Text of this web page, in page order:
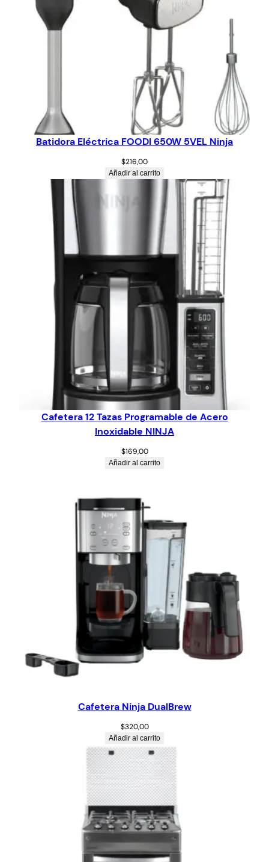
Batidora Eléctrica FOODI 650W 5VEL Ninja
$216,00
Añadir al carrito
Cafetera 12 Tazas Programable de Acero
Inoxidable NINJA
$169,00
Añadir al carrito
Cafetera Ninja DualBrew
$320,00
Añadir al carrito